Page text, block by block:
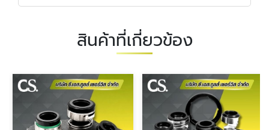
สินค้าที่เกี่ยวข้อง